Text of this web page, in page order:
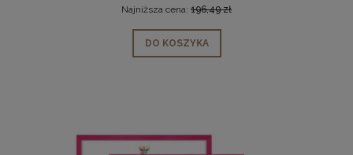
Najniższa cena: 196,49 zł
DO KOSZYKA